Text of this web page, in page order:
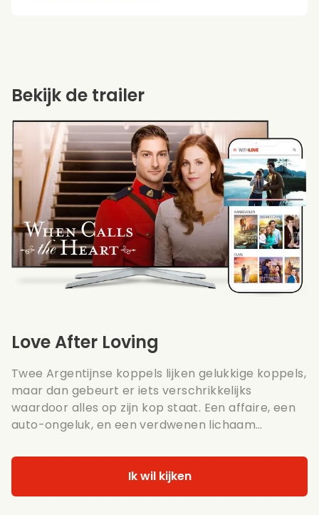
Love After Loving
Twee Argentijnse koppels lijken gelukkige koppels,
maar dan gebeurt er iets verschrikkelijks
waardoor alles op zijn kop staat. Een affaire, een
auto-ongeluk, en een verdwenen lichaam…
Ik wil kijken
Bekijk de trailer